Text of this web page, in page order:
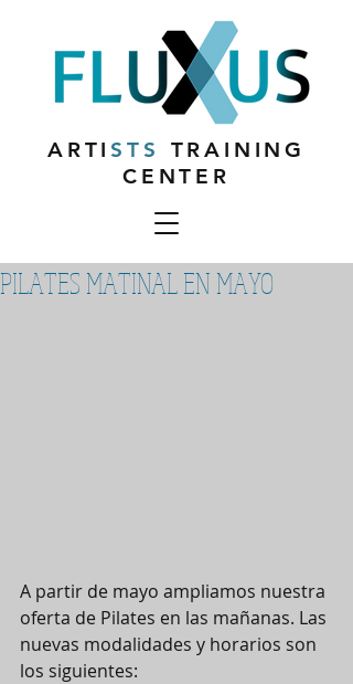
ARTISTS
TRAINING
CENTER
PILATES MATINAL EN MAYO
A partir de mayo ampliamos nuestra
oferta de Pilates en las mañanas. Las
nuevas modalidades y horarios son
los siguientes: